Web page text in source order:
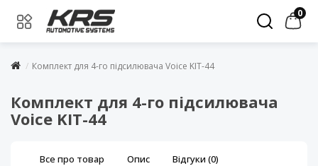
0
Комплект для 4-го підсилювача Voice KIT-44
Комплект для 4-го підсилювача
Voice KIT-44
Все про товар Опис Відгуки (0)